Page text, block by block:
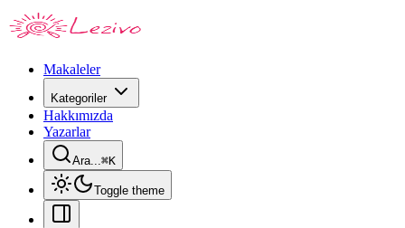
Makaleler
Kategoriler
Hakkımızda
Yazarlar
Ara...⌘K
Toggle theme